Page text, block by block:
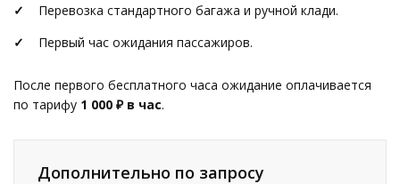
Перевозка стандартного багажа и ручной клади.
Первый час ожидания пассажиров.
После первого бесплатного часа ожидание оплачивается
по тарифу 1 000 ₽ в час.
Дополнительно по запросу